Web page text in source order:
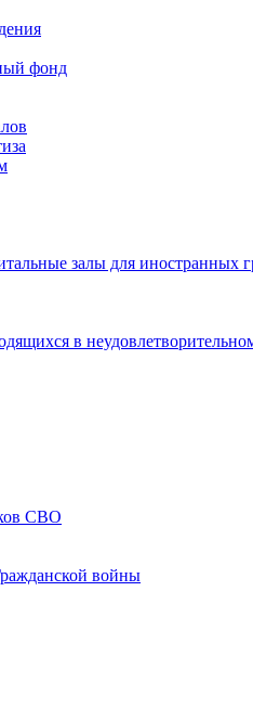
фонд
залы для иностранных
в
СВО
войны